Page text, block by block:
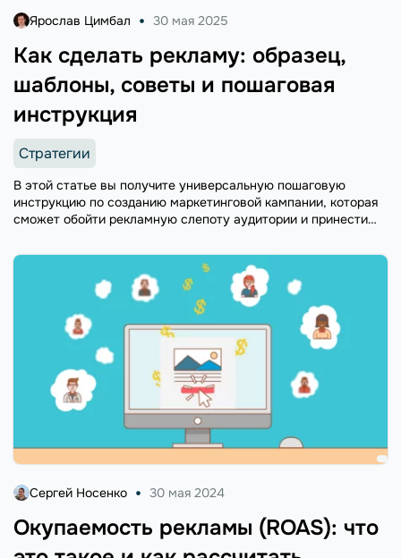
Как сделать рекламу: образец,
шаблоны, советы и пошаговая
инструкция
Ярослав Цимбал 30 мая 2025
Стратегии
В этой статье вы получите универсальную пошаговую
инструкцию по созданию маркетинговой кампании, которая
сможет обойти рекламную слепоту аудитории и принести
Окупаемость рекламы (ROAS): что
Сергей Носенко 30 мая 2024